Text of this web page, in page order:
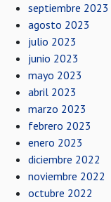
septiembre 2023
agosto 2023
julio 2023
junio 2023
mayo 2023
abril 2023
marzo 2023
febrero 2023
enero 2023
diciembre 2022
noviembre 2022
octubre 2022